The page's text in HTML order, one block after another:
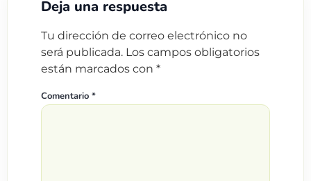
Deja una respuesta
Tu dirección de correo electrónico no
será publicada. Los campos obligatorios
están marcados con *
Comentario *